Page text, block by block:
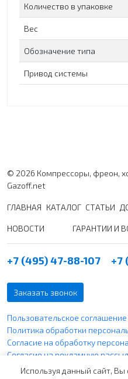
Количество в упаковке
Вес
Обозначение типа
Привод системы
© 2026 Компрессоры, фреон,
Gazoff.net
ГЛАВНАЯ КАТАЛОГ СТАТЬИ
НОВОСТИ ГАРАНТИИ И
+7 (495) 47-88-107 +7
Заказать звонок
Пользовательское соглашение
Политика обработки
Согласие на обработку
Согласие на рекламную
Политика использования
Используя данный сайт, Вы